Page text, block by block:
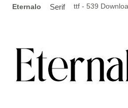
Eternalo Serif ttf - 539